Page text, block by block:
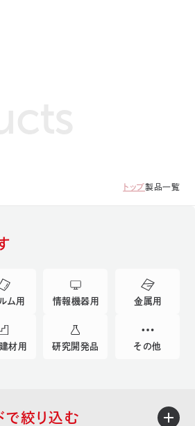
トップ製品一覧
ム用 情報機器用 金属用
材用 研究開発品 その他
で絞り込む